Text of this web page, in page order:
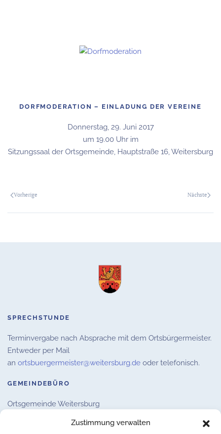
Zustimmung verwalten
DORFMODERATION – EINLADUNG DER VEREINE
Donnerstag, 29. Juni 2017
um 19.00 Uhr im
Sitzungssaal der Ortsgemeinde, Hauptstraße 16, Weitersburg
Vorherige Nächste
GEMEINDEBÜRO
Ortsgemeinde Weitersburg
SPRECHSTUNDE
Terminvergabe nach Absprache mit dem Ortsbürgermeister.
Entweder per Mail
an ortsbuergermeister@weitersburg.de oder telefonisch.